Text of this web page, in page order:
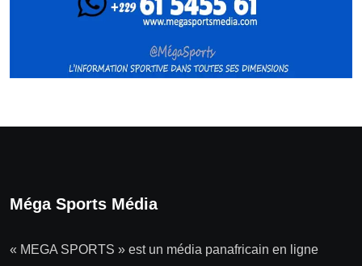
Méga Sports Média
« MEGA SPORTS » est un média panafricain en ligne